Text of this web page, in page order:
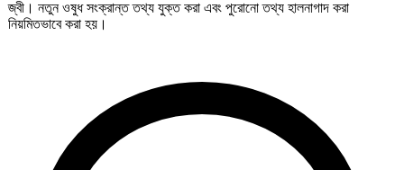
জ্বী। নতুন ওষুধ সংক্রান্ত তথ্য যুক্ত করা এবং পুরোনো তথ্য হালনাগাদ করা
নিয়মিতভাবে করা হয়।